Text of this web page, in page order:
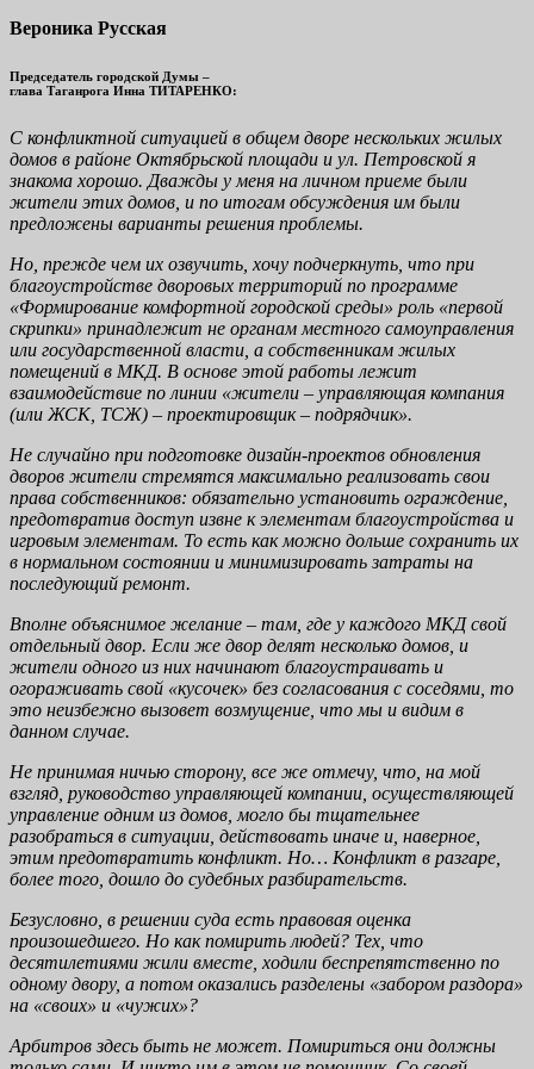
Вероника Русская
Председатель городской Думы –
глава Таганрога Инна ТИТАРЕНКО:
С конфликтной ситуацией в общем дворе нескольких жилых
домов в районе Октябрьской площади и ул. Петровской я
знакома хорошо. Дважды у меня на личном приеме были
жители этих домов, и по итогам обсуждения им были
предложены варианты решения проблемы.
Но, прежде чем их озвучить, хочу подчеркнуть, что при
благоустройстве дворовых территорий по программе
«Формирование комфортной городской среды» роль «первой
скрипки» принадлежит не органам местного самоуправления
или государственной власти, а собственникам жилых
помещений в МКД. В основе этой работы лежит
взаимодействие по линии «жители – управляющая компания
(или ЖСК, ТСЖ) – проектировщик – подрядчик».
Не случайно при подготовке дизайн-проектов обновления
дворов жители стремятся максимально реализовать свои
права собственников: обязательно установить ограждение,
предотвратив доступ извне к элементам благоустройства и
игровым элементам. То есть как можно дольше сохранить их
в нормальном состоянии и минимизировать затраты на
последующий ремонт.
Вполне объяснимое желание – там, где у каждого МКД свой
отдельный двор. Если же двор делят несколько домов, и
жители одного из них начинают благоустраивать и
огораживать свой «кусочек» без согласования с соседями, то
это неизбежно вызовет возмущение, что мы и видим в
данном случае.
Не принимая ничью сторону, все же отмечу, что, на мой
взгляд, руководство управляющей компании, осуществляющей
управление одним из домов, могло бы тщательнее
разобраться в ситуации, действовать иначе и, наверное,
этим предотвратить конфликт. Но… Конфликт в разгаре,
более того, дошло до судебных разбирательств.
Безусловно, в решении суда есть правовая оценка
произошедшего. Но как помирить людей? Тех, что
десятилетиями жили вместе, ходили беспрепятственно по
одному двору, а потом оказались разделены «забором раздора»
на «своих» и «чужих»?
Арбитров здесь быть не может. Помириться они должны